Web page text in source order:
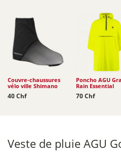
Couvre-chaussures
vélo ville Shimano
40 Chf
Poncho AGU
Rain Essential
70 Chf
Veste de pluie AGU